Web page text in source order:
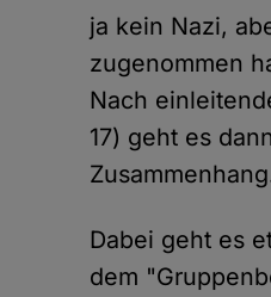
ja kein Nazi,
zugenommen
Nach
17) geht es
Dabei geht es
dem